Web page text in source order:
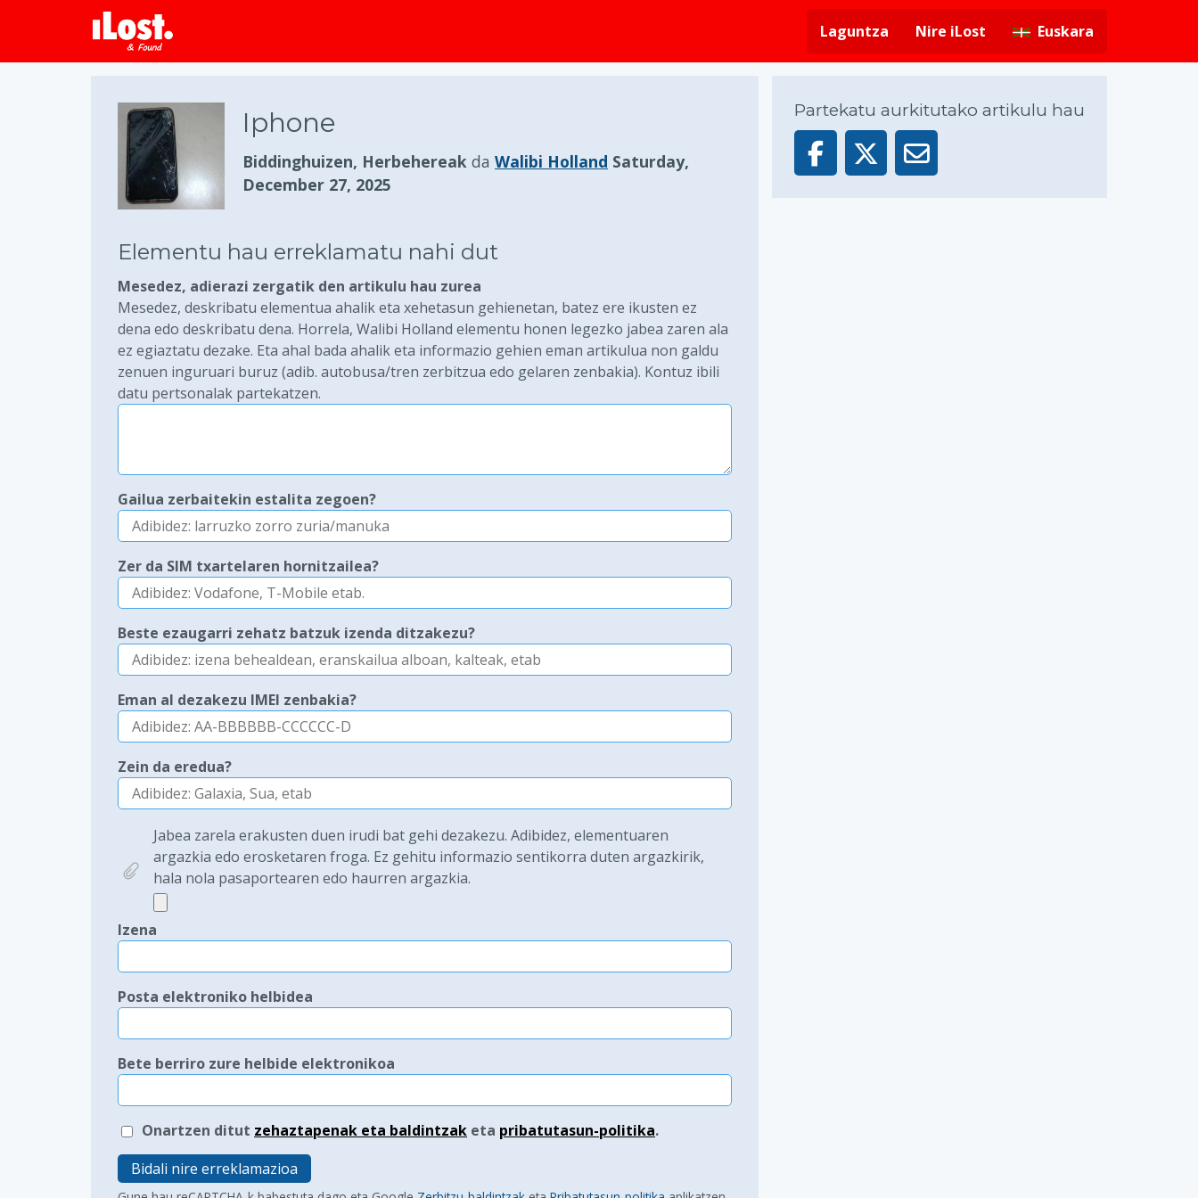
Laguntza Nire iLost Euskara
Iphone
Biddinghuizen, Herbehereak da Walibi Holland Saturday,
December 27, 2025
Elementu hau erreklamatu nahi dut
Mesedez, adierazi zergatik den artikulu hau zurea
Mesedez, deskribatu elementua ahalik eta xehetasun gehienetan, batez ere ikusten ez
dena edo deskribatu dena. Horrela, Walibi Holland elementu honen legezko jabea zaren ala
ez egiaztatu dezake. Eta ahal bada ahalik eta informazio gehien eman artikulua non galdu
zenuen inguruari buruz (adib. autobusa/tren zerbitzua edo gelaren zenbakia). Kontuz ibili
datu pertsonalak partekatzen.
Gailua zerbaitekin estalita zegoen?
Zer da SIM txartelaren hornitzailea?
Beste ezaugarri zehatz batzuk izenda ditzakezu?
Eman al dezakezu IMEI zenbakia?
Zein da eredua?
Jabea zarela erakusten duen irudi bat gehi dezakezu. Adibidez, elementuaren
argazkia edo erosketaren froga. Ez gehitu informazio sentikorra duten argazkirik,
hala nola pasaportearen edo haurren argazkia.
Izena
Posta elektroniko helbidea
Bete berriro zure helbide elektronikoa
Onartzen ditut zehaztapenak eta baldintzak eta pribatutasun-politika.
Bidali nire erreklamazioa
Partekatu aurkitutako artikulu hau